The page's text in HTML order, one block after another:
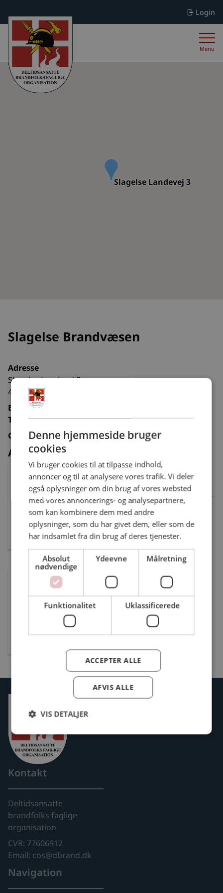
Login
Menu
Slagelse Landevej 3
Slagelse Brandvæsen
Adresse
Slagelse Landevej 3
4200 Slagelse
E-mail:
Tlf.:
Organisation:Kommunal
Administration
Lars Juul Petersen
Tillidsmand
Ansat: Kommunal
Tlf.: 51337008
lars2408falck@hotmail.com
Renè Allan Lind Jespersen
Arbejdsmiljørepræsentant
Ansat: Kommunal
lindsen112@gmail.com
Kontakt
Deltidsansatte
brandfolks faglige
organisation
CVR: 77606912
Email: cos@dbrand.dk
Navigation
Denne hjemmeside bruger
cookies
Vi bruger cookies til at tilpasse indhold,
annoncer og til at analysere vores trafik. Vi deler
også oplysninger om din brug af vores websted
med vores annoncerings- og analysepartnere,
som kan kombinere dem med andre
oplysninger, som du har givet dem, eller som de
har indsamlet fra din brug af deres tjenester.
Absolut
nødvendige
Ydeevne Målretning
Funktionalitet Uklassificerede
ACCEPTER ALLE
AFVIS ALLE
VIS DETALJER